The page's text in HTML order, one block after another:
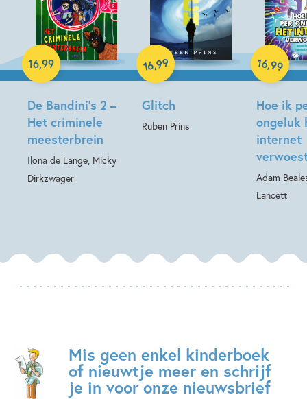
De Bandini’s 2 –
Het criminele
meesterbrein
Ilona de Lange, Micky
Dirkzwager
16,99
Hardcover
Glitch
Ruben Prins
16,99
Paperback
Hoe ik
ongeluk
internet
Adam
Lancett
16,99
Hardcover
Mis geen enkel kinderboek
of nieuwtje meer en schrijf
je in voor onze nieuwsbrief